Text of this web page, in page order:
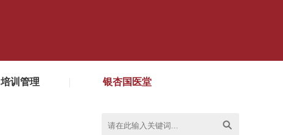
培训管理 银杏国医堂